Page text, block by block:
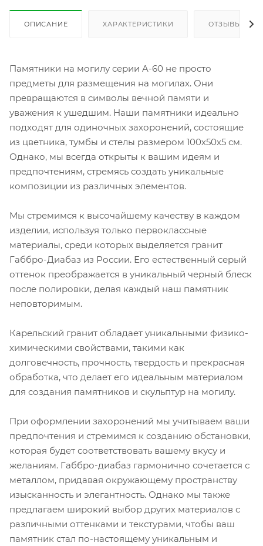
ОПИСАНИЕ ХАРАКТЕРИСТИКИ ОТЗЫВЫ
Памятники на могилу серии A-60 не просто
предметы для размещения на могилах. Они
превращаются в символы вечной памяти и
уважения к ушедшим. Наши памятники идеально
подходят для одиночных захоронений, состоящие
из цветника, тумбы и стелы размером 100х50х5 см.
Однако, мы всегда открыты к вашим идеям и
предпочтениям, стремясь создать уникальные
композиции из различных элементов.
Мы стремимся к высочайшему качеству в каждом
изделии, используя только первоклассные
материалы, среди которых выделяется гранит
Габбро-Диабаз из России. Его естественный серый
оттенок преображается в уникальный черный блеск
после полировки, делая каждый наш памятник
неповторимым.
Карельский гранит обладает уникальными физико-
химическими свойствами, такими как
долговечность, прочность, твердость и прекрасная
обработка, что делает его идеальным материалом
для создания памятников и скульптур на могилу.
При оформлении захоронений мы учитываем ваши
предпочтения и стремимся к созданию обстановки,
которая будет соответствовать вашему вкусу и
желаниям. Габбро-диабаз гармонично сочетается с
металлом, придавая окружающему пространству
изысканность и элегантность. Однако мы также
предлагаем широкий выбор других материалов с
различными оттенками и текстурами, чтобы ваш
памятник стал по-настоящему уникальным и